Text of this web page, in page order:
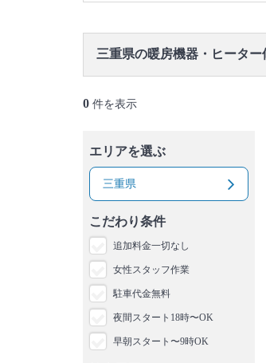
三重県の暖房機器・ヒータ
0 件を表示
エリアを選ぶ
三重県
こだわり条件
追加料金一切なし
女性スタッフ作業
駐車代金無料
夜間スタート18時〜OK
早朝スタート〜9時OK